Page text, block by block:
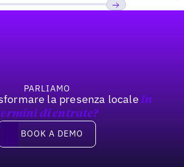
PARLIAMO
la presenza locale In
di entrate?
a demo
BOOK A DEMO